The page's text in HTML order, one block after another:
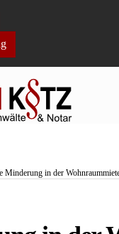
Minderung in der